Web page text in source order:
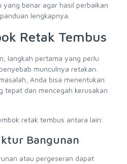
benar agar hasil perbaikan
lengkapnya.
Retak Tembus
langkah pertama yang perlu
munculnya retakan.
Anda bisa menentukan
tepat dan mencegah kerusakan
retak tembus antara lain:
Bangunan
atau pergeseran dapat